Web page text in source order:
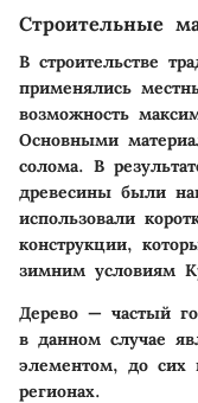
Строительные
В строительстве
применялись
возможность
Основными
солома. В
древесины были
использовали
конструкции,
зимним условиям
Дерево — частый
в данном случае
элементом, до сих
регионах.